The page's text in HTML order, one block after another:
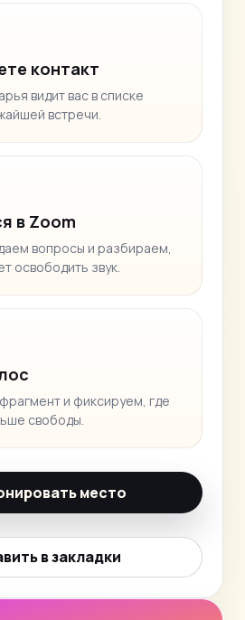
контакт
видит вас в списке
встречи.
в Zoom
вопросы и разбираем,
освободить звук.
и фиксируем, где
свободы.
место
в закладки